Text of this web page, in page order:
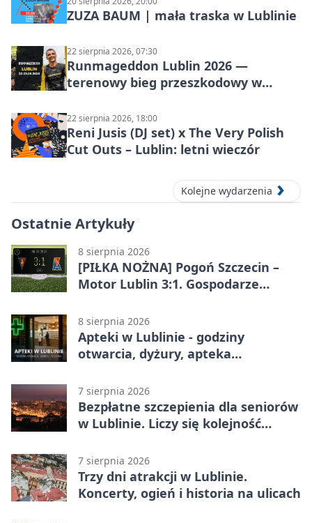
ZUZA BAUM | mała traska w Lublinie
22 sierpnia 2026, 07:30
Runmageddon Lublin 2026 —
terenowy bieg przeszkodowy w
22 sierpnia 2026, 18:00
Reni Jusis (DJ set) x The Very Polish
Cut Outs – Lublin: letni wieczór
Kolejne wydarzenia
Ostatnie Artykuły
8 sierpnia 2026
[PIŁKA NOŻNA] Pogoń Szczecin –
Motor Lublin 3:1. Gospodarze
Ekstraklasy
8 sierpnia 2026
Apteki w Lublinie - godziny
otwarcia, dyżury, apteka
7 sierpnia 2026
Bezpłatne szczepienia dla seniorów
w Lublinie. Liczy się kolejność
7 sierpnia 2026
Trzy dni atrakcji w Lublinie.
Koncerty, ogień i historia na ulicach